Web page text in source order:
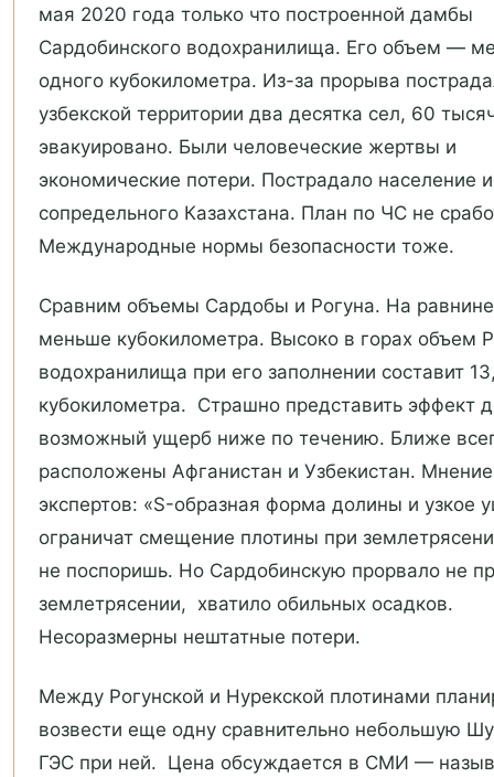
мая 2020 года только что построенной дамбы
Сардобинского водохранилища. Его объем —
одного кубокилометра. Из-за прорыва
узбекской территории два десятка сел, 60
эвакуировано. Были человеческие жертвы и
экономические потери. Пострадало население и
сопредельного Казахстана. План по ЧС не
Международные нормы безопасности тоже.
Сравним объемы Сардобы и Рогуна. На
меньше кубокилометра. Высоко в горах объем
водохранилища при его заполнении составит
кубокилометра. Страшно представить эффект
возможный ущерб ниже по течению. Ближе
расположены Афганистан и Узбекистан. Мнение
экспертов: «S-образная форма долины и узкое
ограничат смещение плотины при
не поспоришь. Но Сардобинскую прорвало не
землетрясении, хватило обильных осадков.
Несоразмерны нештатные потери.
Между Рогунской и Нурекской плотинами
возвести еще одну сравнительно небольшую
ГЭС при ней. Цена обсуждается в СМИ —